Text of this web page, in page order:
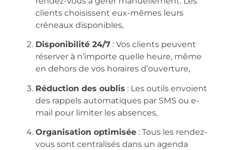
clients choisissent eux-mêmes leurs
créneaux disponibles,
Disponibilité 24/7 : Vos clients peuvent
réserver à n’importe quelle heure, même
en dehors de vos horaires d’ouverture,
Réduction des oublis : Les outils envoient
des rappels automatiques par SMS ou e-
mail pour limiter les absences,
Organisation optimisée : Tous les rendez-
vous sont centralisés dans un agenda